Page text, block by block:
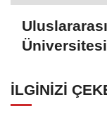
mesajı:
İLGINIZI